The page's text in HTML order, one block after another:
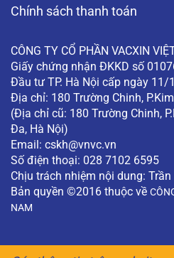
Chính sách thanh toán
CÔNG TY CỔ PHẦN VACXIN
Giấy chứng nhận ĐKKD số
Đầu tư TP. Hà Nội cấp ngày 11/
Địa chỉ: 180 Trường Chinh,
(Địa chỉ cũ: 180 Trường Chinh,
Đa, Hà Nội)
Email: cskh@vnvc.vn
Số điện thoại: 028 7102 6595
Chịu trách nhiệm nội dung:
Bản quyền ©2016 thuộc về
NAM